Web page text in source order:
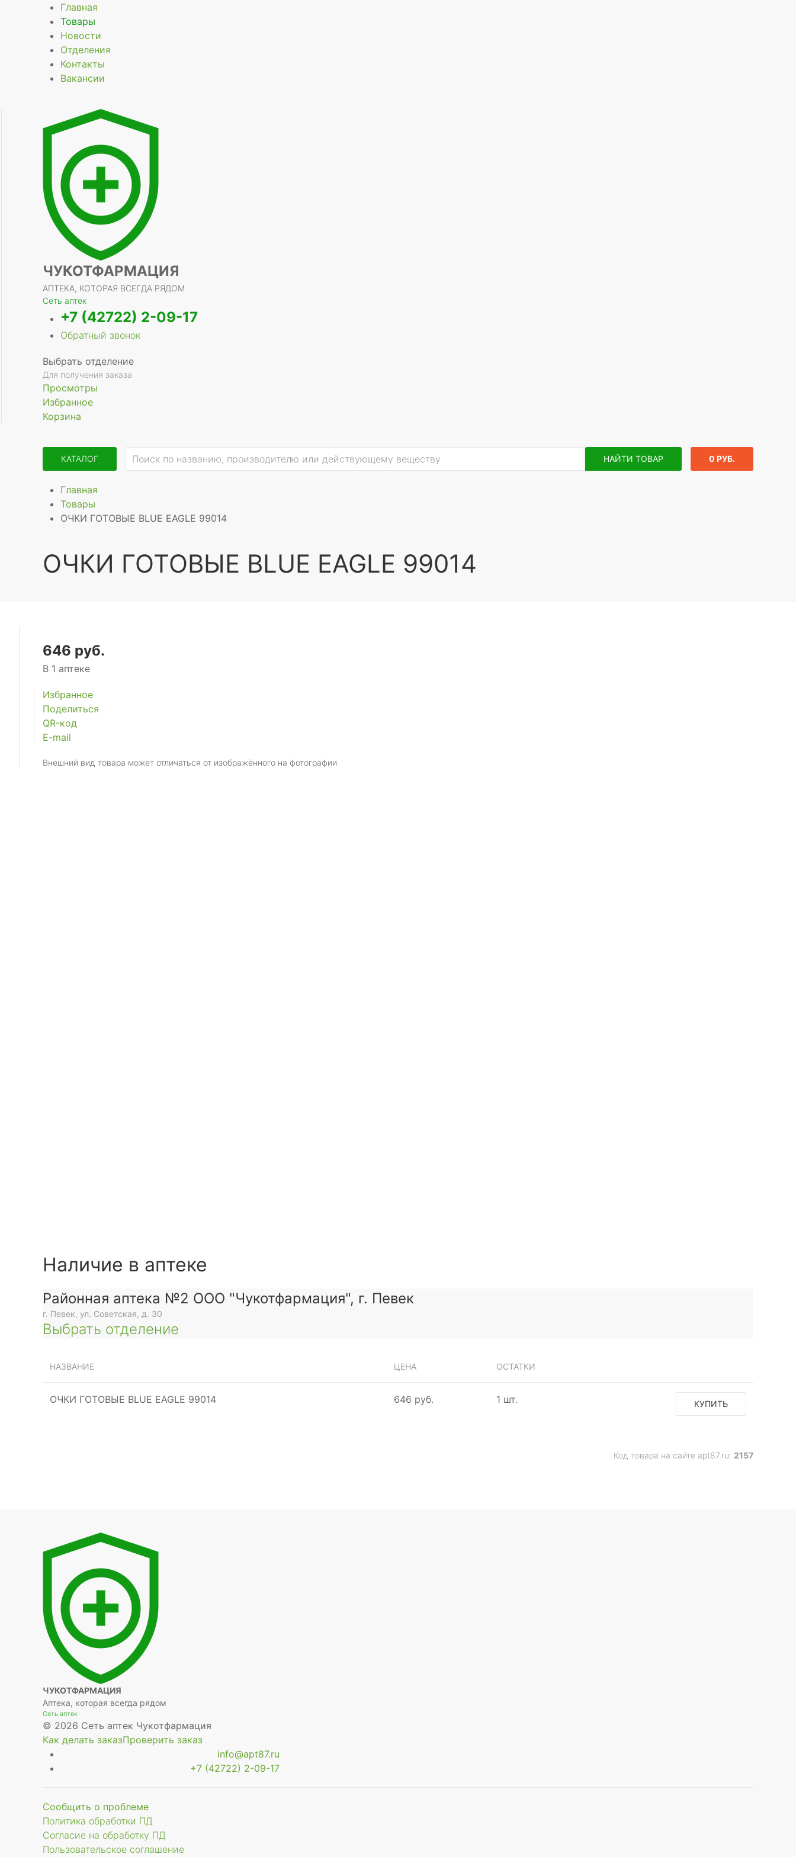
Главная
Товары
Новости
Отделения
Контакты
Вакансии
ЧУКОТФАРМАЦИЯ
АПТЕКА, КОТОРАЯ ВСЕГДА РЯДОМ
Сеть аптек
+7 (42722) 2-09-17
Обратный звонок
Выбрать отделение
Для получения заказа
Просмотры
Избранное
Корзина
КАТАЛОГ НАЙТИ ТОВАР 0 РУБ.
Главная
Товары
ОЧКИ ГОТОВЫЕ BLUE EAGLE 99014
ОЧКИ ГОТОВЫЕ BLUE EAGLE 99014
646 руб.
В 1 аптеке
Избранное
Поделиться
QR-код
E-mail
Внешний вид товара может отличаться от изображённого на фотографии
Наличие в аптеке
Районная аптека №2 ООО "Чукотфармация", г. Певек
г. Певек, ул. Советская, д. 30
Выбрать отделение
НАЗВАНИЕ ЦЕНА ОСТАТКИ
ОЧКИ ГОТОВЫЕ BLUE EAGLE 99014 646 руб. 1 шт. КУПИТЬ
Код товара на сайте apt87.ru: 2157
ЧУКОТФАРМАЦИЯ
Аптека, которая всегда рядом
Сеть аптек
© 2026 Сеть аптек Чукотфармация
Как делать заказПроверить заказ
info@apt87.ru
+7 (42722) 2-09-17
Сообщить о проблеме
Политика обработки ПД
Согласие на обработку ПД
Пользовательское соглашение